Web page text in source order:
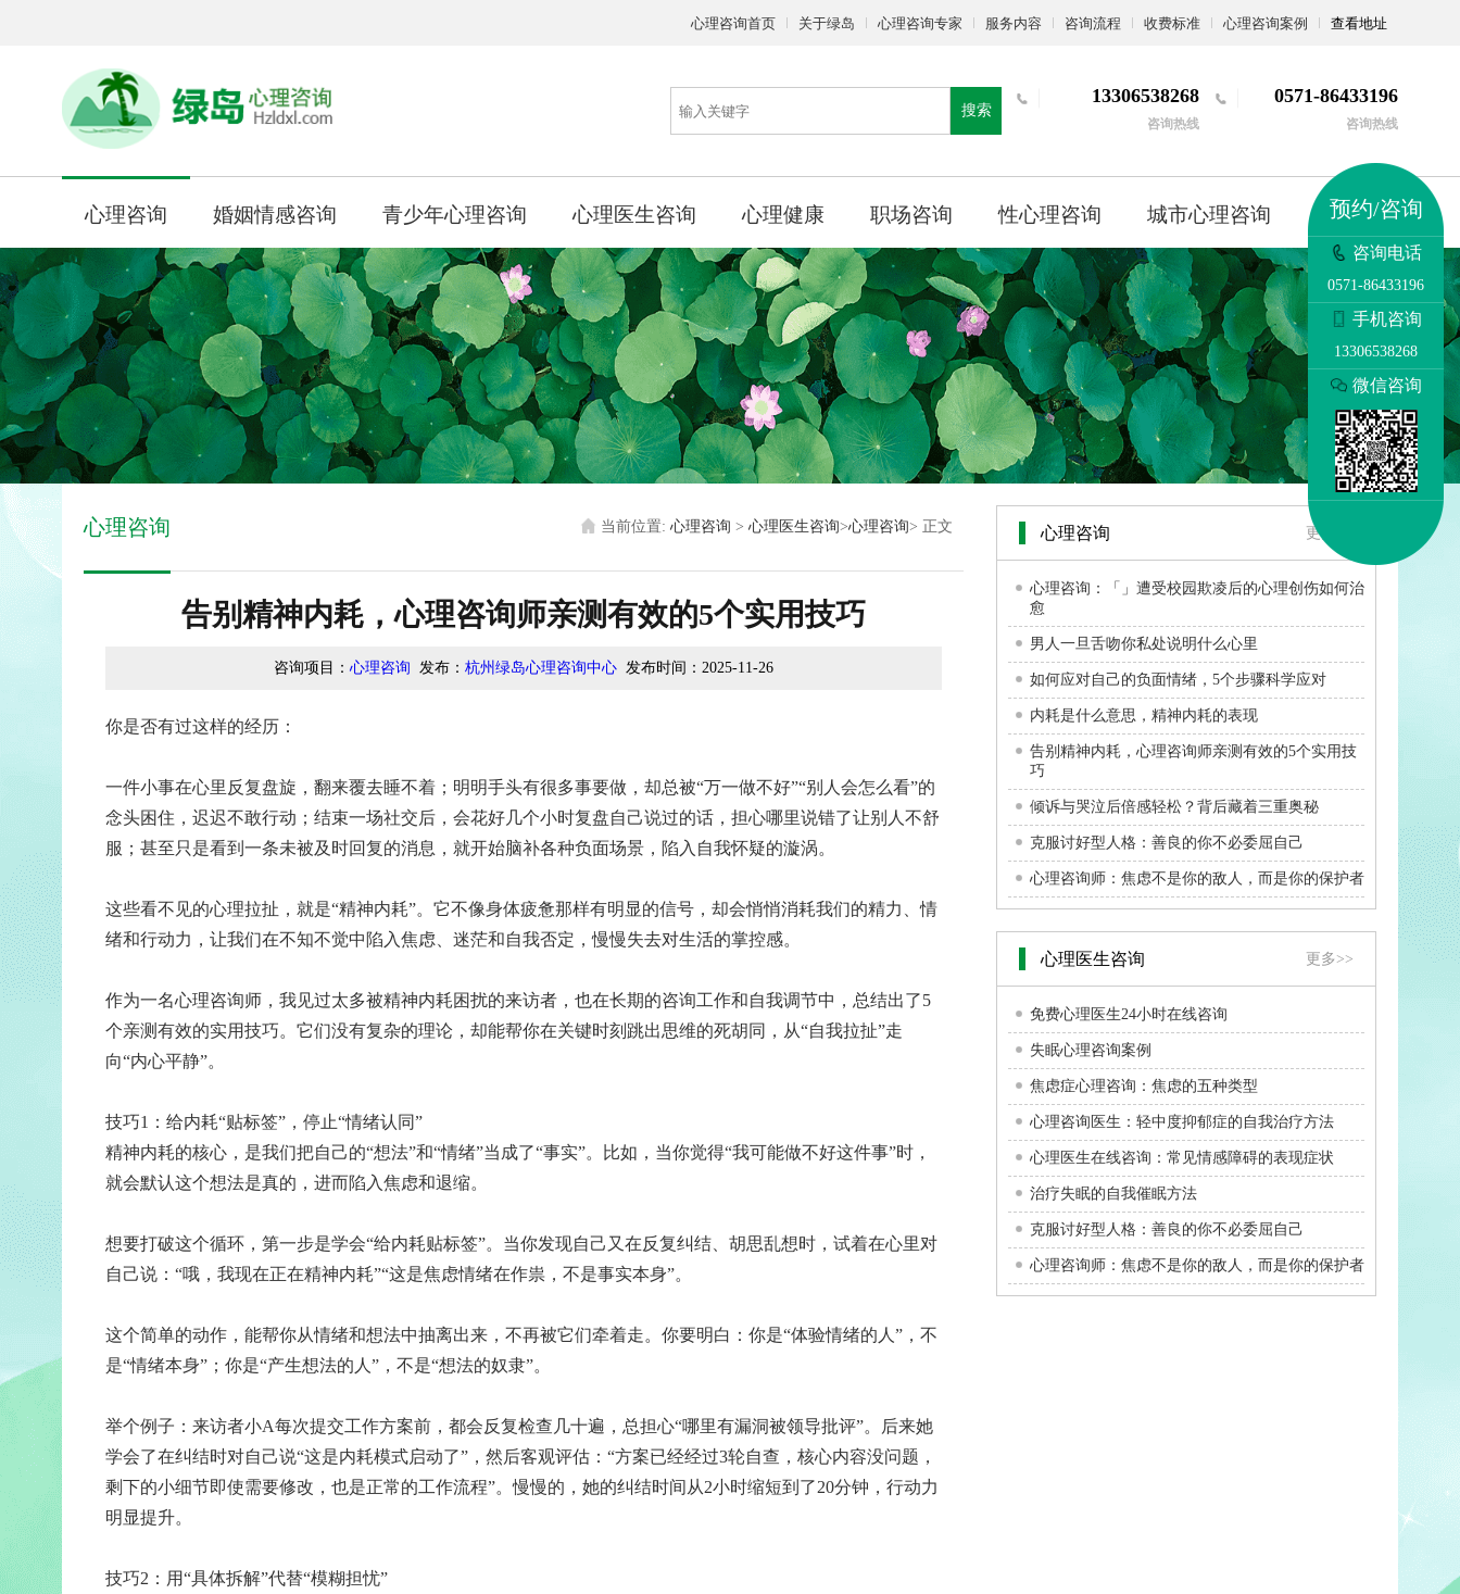
心理咨询首页 关于绿岛 心理咨询专家 服务内容 咨询流程 收费标准 心理咨询案例 查看地址
搜索
13306538268
咨询热线
0571-86433196
咨询热线
心理咨询 婚姻情感咨询 青少年心理咨询 心理医生咨询 心理健康 职场咨询 性心理咨询 城市心理咨询 更多
心理咨询 当前位置: 心理咨询 > 心理医生咨询>心理咨询> 正文
告别精神内耗，心理咨询师亲测有效的5个实用技巧
咨询项目： 心理咨询 发布： 杭州绿岛心理咨询中心 发布时间： 2025-11-26
你是否有过这样的经历：
一件小事在心里反复盘旋，翻来覆去睡不着；明明手头有很多事要做，却总被“万一做不好”“别人会怎么看”的
念头困住，迟迟不敢行动；结束一场社交后，会花好几个小时复盘自己说过的话，担心哪里说错了让别人不舒
服；甚至只是看到一条未被及时回复的消息，就开始脑补各种负面场景，陷入自我怀疑的漩涡。
这些看不见的心理拉扯，就是“精神内耗”。它不像身体疲惫那样有明显的信号，却会悄悄消耗我们的精力、情
绪和行动力，让我们在不知不觉中陷入焦虑、迷茫和自我否定，慢慢失去对生活的掌控感。
作为一名心理咨询师，我见过太多被精神内耗困扰的来访者，也在长期的咨询工作和自我调节中，总结出了5
个亲测有效的实用技巧。它们没有复杂的理论，却能帮你在关键时刻跳出思维的死胡同，从“自我拉扯”走
向“内心平静”。
技巧1：给内耗“贴标签”，停止“情绪认同”
精神内耗的核心，是我们把自己的“想法”和“情绪”当成了“事实”。比如，当你觉得“我可能做不好这件事”时，
就会默认这个想法是真的，进而陷入焦虑和退缩。
想要打破这个循环，第一步是学会“给内耗贴标签”。当你发现自己又在反复纠结、胡思乱想时，试着在心里对
自己说：“哦，我现在正在精神内耗”“这是焦虑情绪在作祟，不是事实本身”。
这个简单的动作，能帮你从情绪和想法中抽离出来，不再被它们牵着走。你要明白：你是“体验情绪的人”，不
是“情绪本身”；你是“产生想法的人”，不是“想法的奴隶”。
举个例子：来访者小A每次提交工作方案前，都会反复检查几十遍，总担心“哪里有漏洞被领导批评”。后来她
学会了在纠结时对自己说“这是内耗模式启动了”，然后客观评估：“方案已经经过3轮自查，核心内容没问题，
剩下的小细节即使需要修改，也是正常的工作流程”。慢慢的，她的纠结时间从2小时缩短到了20分钟，行动力
明显提升。
技巧2：用“具体拆解”代替“模糊担忧”
心理咨询 更多>>
心理咨询：「」遭受校园欺凌后的心理创伤如何治
愈
男人一旦舌吻你私处说明什么心里
如何应对自己的负面情绪，5个步骤科学应对
内耗是什么意思，精神内耗的表现
告别精神内耗，心理咨询师亲测有效的5个实用技
巧
倾诉与哭泣后倍感轻松？背后藏着三重奥秘
克服讨好型人格：善良的你不必委屈自己
心理咨询师：焦虑不是你的敌人，而是你的保护者
心理医生咨询 更多>>
免费心理医生24小时在线咨询
失眠心理咨询案例
焦虑症心理咨询：焦虑的五种类型
心理咨询医生：轻中度抑郁症的自我治疗方法
心理医生在线咨询：常见情感障碍的表现症状
治疗失眠的自我催眠方法
克服讨好型人格：善良的你不必委屈自己
心理咨询师：焦虑不是你的敌人，而是你的保护者
预约/咨询
咨询电话
0571-86433196
手机咨询
13306538268
微信咨询